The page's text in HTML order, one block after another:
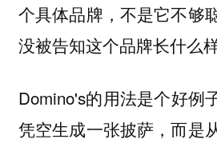
个具体品牌，不是它不够
没被告知这个品牌长什么样
Domino's的用法是个好例
凭空生成一张披萨，而是